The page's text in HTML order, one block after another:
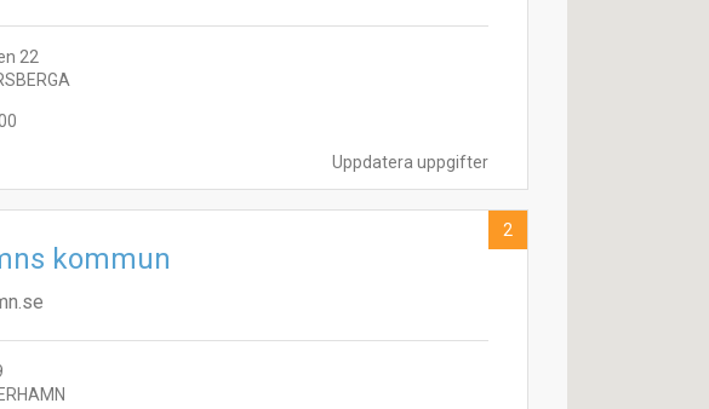
Uppdatera uppgifter
22
kommun
2